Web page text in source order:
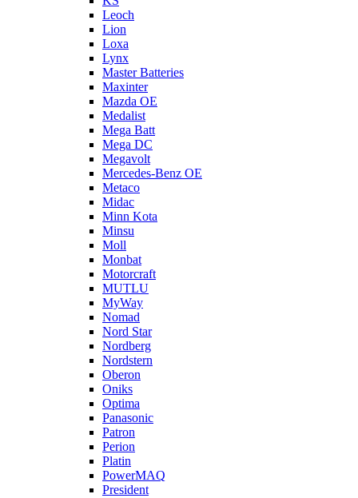
Leoch
Lion
Loxa
Lynx
Master Batteries
Maxinter
Mazda OE
Medalist
Mega Batt
Mega DC
Megavolt
Mercedes-Benz OE
Metaco
Midac
Minn Kota
Minsu
Moll
Monbat
Motorcraft
MUTLU
MyWay
Nomad
Nord Star
Nordberg
Nordstern
Oberon
Oniks
Optima
Panasonic
Patron
Perion
Platin
PowerMAQ
President